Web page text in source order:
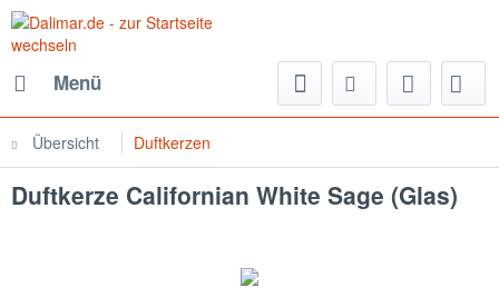
Menü
Übersicht Duftkerzen
Duftkerze Californian White Sage (Glas)